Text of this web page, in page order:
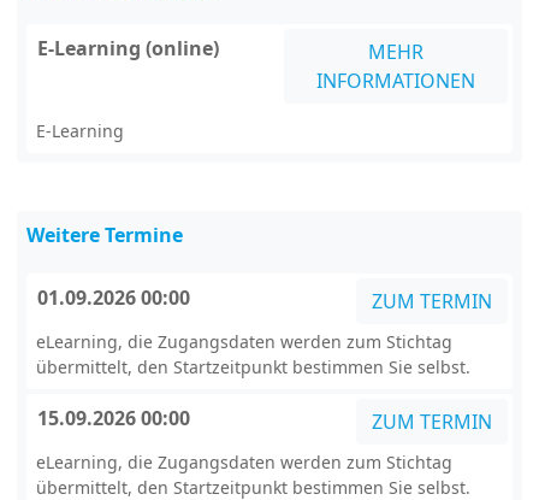
E-Learning (online)
MEHR
INFORMATIONEN
E-Learning
Weitere Termine
01.09.2026 00:00 ZUM TERMIN
eLearning, die Zugangsdaten werden zum Stichtag
übermittelt, den Startzeitpunkt bestimmen Sie selbst.
15.09.2026 00:00 ZUM TERMIN
eLearning, die Zugangsdaten werden zum Stichtag
übermittelt, den Startzeitpunkt bestimmen Sie selbst.